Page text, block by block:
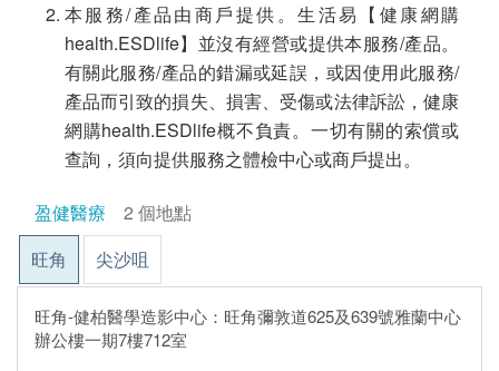
本服務/產品由商戶提供。生活易【健康網購
health.ESDlife】並沒有經營或提供本服務/產品。
有關此服務/產品的錯漏或延誤，或因使用此服務/
產品而引致的損失、損害、受傷或法律訴訟，健康
網購health.ESDlife概不負責。一切有關的索償或
查詢，須向提供服務之體檢中心或商戶提出。
盈健醫療
2 個地點
旺角
尖沙咀
旺角-健柏醫學造影中心：旺角彌敦道625及639號雅蘭中心
辦公樓一期7樓712室